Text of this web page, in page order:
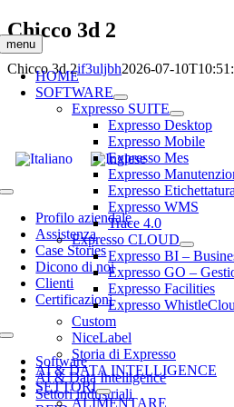
Salta
al
contenuto
menu
HOME
SOFTWARE
Expresso SUITE
Expresso Desktop
Expresso Mobile
Expresso Mes
Expresso
Expresso Etichettatura
Expresso WMS
Trace 4.0
Expresso CLOUD
Expresso BI –
Expresso GO –
Expresso Facilities
Expresso
Custom
NiceLabel
Storia di Expresso
AI & DATA INTELLIGENCE
SETTORI
ALIMENTARE
Chicco 3d 2
Chicco 3d 2if3uljbh2026-07-
Toggle
NavigationProfilo aziendale
Assistenza
Case Stories
Dicono di noi
Clienti
Certificazioni
Toggle
NavigationSoftware
AI & Data Intelligence
Settori industriali